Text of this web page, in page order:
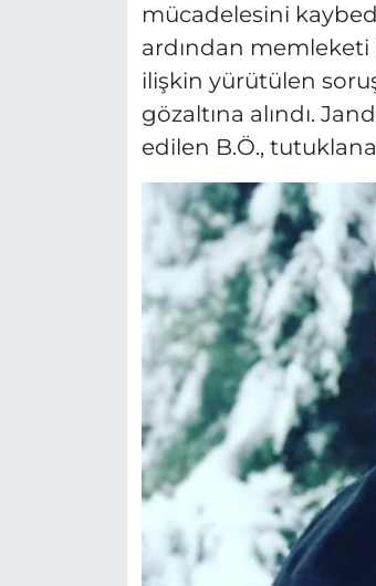
mücadelesini
ardından
ilişkin yürütülen
gözaltına alındı.
edilen B.Ö.,